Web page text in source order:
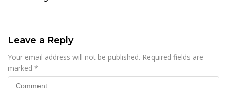
Leave a Reply
Your email address will not be published. Required fields are
marked *